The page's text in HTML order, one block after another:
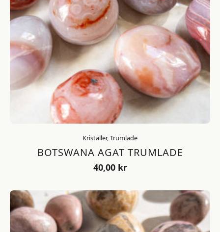
Kristaller, Trumlade
BOTSWANA AGAT TRUMLADE
40,00 kr